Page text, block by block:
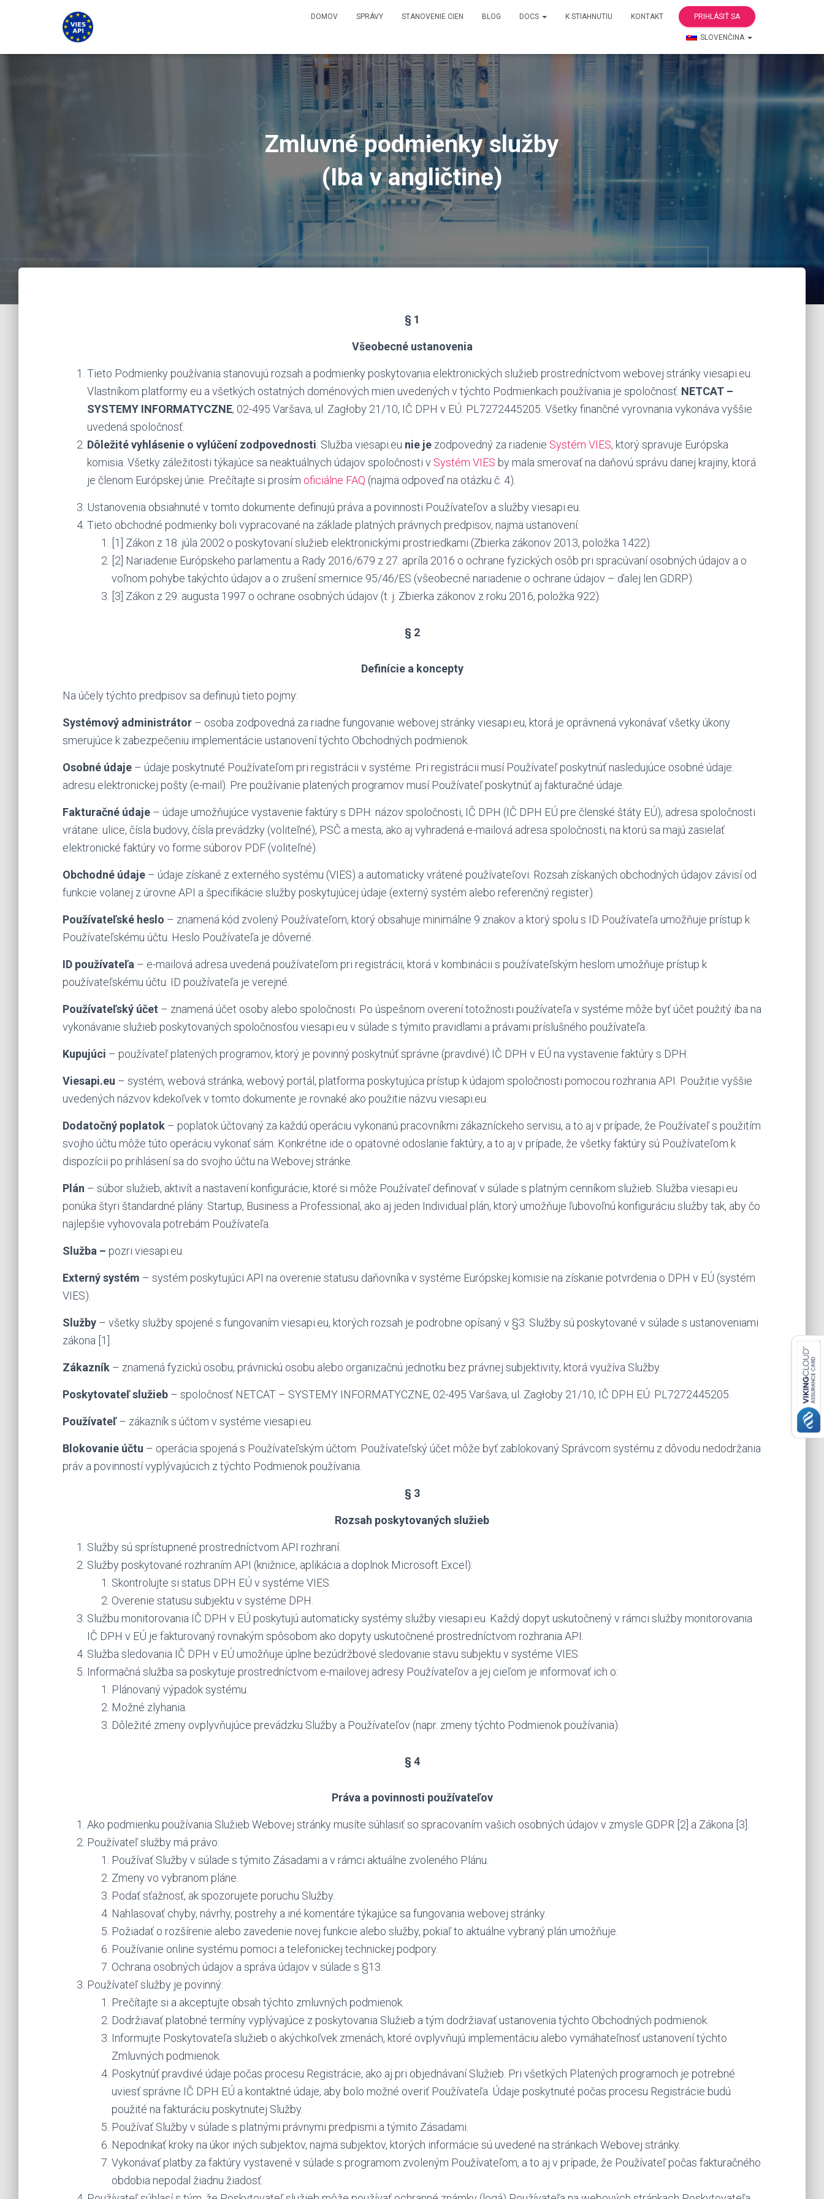
DOMOV SPRÁVY STANOVENIE CIEN BLOG DOCS K STIAHNUTIU KONTAKT PRIHLÁSIŤ SA
SLOVENČINA
Zmluvné podmienky služby
(Iba v angličtine)
§ 1
Všeobecné ustanovenia
Tieto Podmienky používania stanovujú rozsah a podmienky poskytovania elektronických služieb prostredníctvom webovej stránky viesapi.eu.
Vlastníkom platformy eu a všetkých ostatných doménových mien uvedených v týchto Podmienkach používania je spoločnosť: NETCAT –
SYSTEMY INFORMATYCZNE, 02-495 Varšava, ul. Zagłoby 21/10, IČ DPH v EÚ: PL7272445205. Všetky finančné vyrovnania vykonáva vyššie
uvedená spoločnosť.
Dôležité vyhlásenie o vylúčení zodpovednosti: Služba viesapi.eu nie je zodpovedný za riadenie Systém VIES, ktorý spravuje Európska
komisia. Všetky záležitosti týkajúce sa neaktuálnych údajov spoločnosti v Systém VIES by mala smerovať na daňovú správu danej krajiny, ktorá
je členom Európskej únie. Prečítajte si prosím oficiálne FAQ (najmä odpoveď na otázku č. 4).
Ustanovenia obsiahnuté v tomto dokumente definujú práva a povinnosti Používateľov a služby viesapi.eu.
Tieto obchodné podmienky boli vypracované na základe platných právnych predpisov, najmä ustanovení:
[1] Zákon z 18. júla 2002 o poskytovaní služieb elektronickými prostriedkami (Zbierka zákonov 2013, položka 1422).
[2] Nariadenie Európskeho parlamentu a Rady 2016/679 z 27. apríla 2016 o ochrane fyzických osôb pri spracúvaní osobných údajov a o
voľnom pohybe takýchto údajov a o zrušení smernice 95/46/ES (všeobecné nariadenie o ochrane údajov – ďalej len GDRP).
[3] Zákon z 29. augusta 1997 o ochrane osobných údajov (t. j. Zbierka zákonov z roku 2016, položka 922).
§ 2
Definície a koncepty
Na účely týchto predpisov sa definujú tieto pojmy:
Systémový administrátor – osoba zodpovedná za riadne fungovanie webovej stránky viesapi.eu, ktorá je oprávnená vykonávať všetky úkony
smerujúce k zabezpečeniu implementácie ustanovení týchto Obchodných podmienok.
Osobné údaje – údaje poskytnuté Používateľom pri registrácii v systéme. Pri registrácii musí Používateľ poskytnúť nasledujúce osobné údaje:
adresu elektronickej pošty (e-mail). Pre používanie platených programov musí Používateľ poskytnúť aj fakturačné údaje.
Fakturačné údaje – údaje umožňujúce vystavenie faktúry s DPH: názov spoločnosti, IČ DPH (IČ DPH EÚ pre členské štáty EÚ), adresa spoločnosti
vrátane: ulice, čísla budovy, čísla prevádzky (voliteľné), PSČ a mesta, ako aj vyhradená e-mailová adresa spoločnosti, na ktorú sa majú zasielať
elektronické faktúry vo forme súborov PDF (voliteľné).
Obchodné údaje – údaje získané z externého systému (VIES) a automaticky vrátené používateľovi. Rozsah získaných obchodných údajov závisí od
funkcie volanej z úrovne API a špecifikácie služby poskytujúcej údaje (externý systém alebo referenčný register).
Používateľské heslo – znamená kód zvolený Používateľom, ktorý obsahuje minimálne 9 znakov a ktorý spolu s ID Používateľa umožňuje prístup k
Používateľskému účtu. Heslo Používateľa je dôverné.
ID používateľa – e-mailová adresa uvedená používateľom pri registrácii, ktorá v kombinácii s používateľským heslom umožňuje prístup k
používateľskému účtu. ID používateľa je verejné.
Používateľský účet – znamená účet osoby alebo spoločnosti. Po úspešnom overení totožnosti používateľa v systéme môže byť účet použitý iba na
vykonávanie služieb poskytovaných spoločnosťou viesapi.eu v súlade s týmito pravidlami a právami príslušného používateľa.
Kupujúci – používateľ platených programov, ktorý je povinný poskytnúť správne (pravdivé) IČ DPH v EÚ na vystavenie faktúry s DPH.
Viesapi.eu – systém, webová stránka, webový portál, platforma poskytujúca prístup k údajom spoločnosti pomocou rozhrania API. Použitie vyššie
uvedených názvov kdekoľvek v tomto dokumente je rovnaké ako použitie názvu viesapi.eu.
Dodatočný poplatok – poplatok účtovaný za každú operáciu vykonanú pracovníkmi zákazníckeho servisu, a to aj v prípade, že Používateľ s použitím
svojho účtu môže túto operáciu vykonať sám. Konkrétne ide o opätovné odoslanie faktúry, a to aj v prípade, že všetky faktúry sú Používateľom k
dispozícii po prihlásení sa do svojho účtu na Webovej stránke.
Plán – súbor služieb, aktivít a nastavení konfigurácie, ktoré si môže Používateľ definovať v súlade s platným cenníkom služieb. Služba viesapi.eu
ponúka štyri štandardné plány: Startup, Business a Professional, ako aj jeden Individual plán, ktorý umožňuje ľubovoľnú konfiguráciu služby tak, aby čo
najlepšie vyhovovala potrebám Používateľa.
Služba – pozri viesapi.eu.
Externý systém – systém poskytujúci API na overenie statusu daňovníka v systéme Európskej komisie na získanie potvrdenia o DPH v EÚ (systém
VIES).
Služby – všetky služby spojené s fungovaním viesapi.eu, ktorých rozsah je podrobne opísaný v §3. Služby sú poskytované v súlade s ustanoveniami
zákona [1].
Zákazník – znamená fyzickú osobu, právnickú osobu alebo organizačnú jednotku bez právnej subjektivity, ktorá využíva Služby.
Poskytovateľ služieb – spoločnosť NETCAT – SYSTEMY INFORMATYCZNE, 02-495 Varšava, ul. Zagłoby 21/10, IČ DPH EÚ: PL7272445205.
Používateľ– zákazník s účtom v systéme viesapi.eu.
Blokovanie účtu – operácia spojená s Používateľským účtom. Používateľský účet môže byť zablokovaný Správcom systému z dôvodu nedodržania
práv a povinností vyplývajúcich z týchto Podmienok používania.
§ 3
Rozsah poskytovaných služieb
Služby sú sprístupnené prostredníctvom API rozhraní.
Služby poskytované rozhraním API (knižnice, aplikácia a doplnok Microsoft Excel):
Skontrolujte si status DPH EÚ v systéme VIES.
Overenie statusu subjektu v systéme DPH.
Službu monitorovania IČ DPH v EÚ poskytujú automaticky systémy služby viesapi.eu. Každý dopyt uskutočnený v rámci služby monitorovania
IČ DPH v EÚ je fakturovaný rovnakým spôsobom ako dopyty uskutočnené prostredníctvom rozhrania API.
Služba sledovania IČ DPH v EÚ umožňuje úplne bezúdržbové sledovanie stavu subjektu v systéme VIES.
Informačná služba sa poskytuje prostredníctvom e-mailovej adresy Používateľov a jej cieľom je informovať ich o:
Plánovaný výpadok systému.
Možné zlyhania.
Dôležité zmeny ovplyvňujúce prevádzku Služby a Používateľov (napr. zmeny týchto Podmienok používania).
§ 4
Práva a povinnosti používateľov
Ako podmienku používania Služieb Webovej stránky musíte súhlasiť so spracovaním vašich osobných údajov v zmysle GDPR [2] a Zákona [3].
Používateľ služby má právo:
Používať Služby v súlade s týmito Zásadami a v rámci aktuálne zvoleného Plánu.
Zmeny vo vybranom pláne.
Podať sťažnosť, ak spozorujete poruchu Služby.
Nahlasovať chyby, návrhy, postrehy a iné komentáre týkajúce sa fungovania webovej stránky.
Požiadať o rozšírenie alebo zavedenie novej funkcie alebo služby, pokiaľ to aktuálne vybraný plán umožňuje.
Používanie online systému pomoci a telefonickej technickej podpory.
Ochrana osobných údajov a správa údajov v súlade s §13.
Používateľ služby je povinný:
Prečítajte si a akceptujte obsah týchto zmluvných podmienok.
Dodržiavať platobné termíny vyplývajúce z poskytovania Služieb a tým dodržiavať ustanovenia týchto Obchodných podmienok.
Informujte Poskytovateľa služieb o akýchkoľvek zmenách, ktoré ovplyvňujú implementáciu alebo vymáhateľnosť ustanovení týchto
Zmluvných podmienok.
Poskytnúť pravdivé údaje počas procesu Registrácie, ako aj pri objednávaní Služieb. Pri všetkých Platených programoch je potrebné
uviesť správne IČ DPH EÚ a kontaktné údaje, aby bolo možné overiť Používateľa. Údaje poskytnuté počas procesu Registrácie budú
použité na fakturáciu poskytnutej Služby.
Používať Služby v súlade s platnými právnymi predpismi a týmito Zásadami.
Nepodnikať kroky na úkor iných subjektov, najmä subjektov, ktorých informácie sú uvedené na stránkach Webovej stránky.
Vykonávať platby za faktúry vystavené v súlade s programom zvoleným Používateľom, a to aj v prípade, že Používateľ počas fakturačného
obdobia nepodal žiadnu žiadosť.